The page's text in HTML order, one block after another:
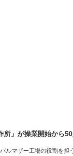
」が操業開始から
ルマザー工場の役割を